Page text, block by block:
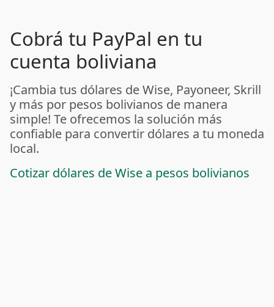
Cobrá tu PayPal en tu
cuenta boliviana
¡Cambia tus dólares de Wise, Payoneer, Skrill
y más por pesos bolivianos de manera
simple! Te ofrecemos la solución más
confiable para convertir dólares a tu moneda
local.
Cotizar dólares de Wise a pesos bolivianos